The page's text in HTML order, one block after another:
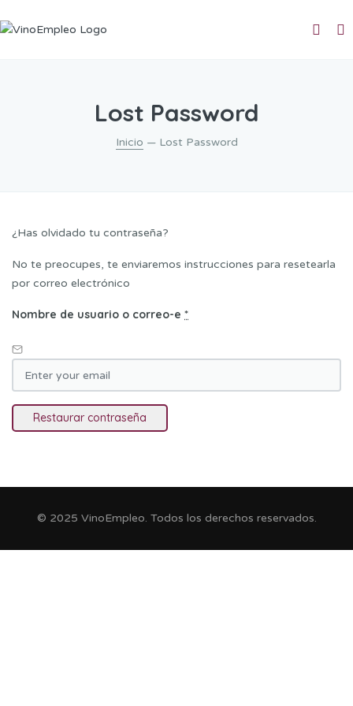
Lost Password
Inicio — Lost Password
¿Has olvidado tu contraseña?
No te preocupes, te enviaremos instrucciones para resetearla
por correo electrónico
Nombre de usuario o correo-e *
© 2025 VinoEmpleo. Todos los derechos reservados.